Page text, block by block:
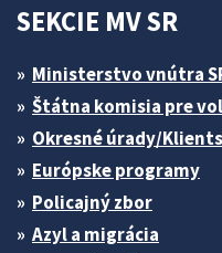
SEKCIE MV SR
Ministerstvo vnútra
Štátna komisia pre
Okresné úrady/
Európske programy
Policajný zbor
Azyl a migrácia